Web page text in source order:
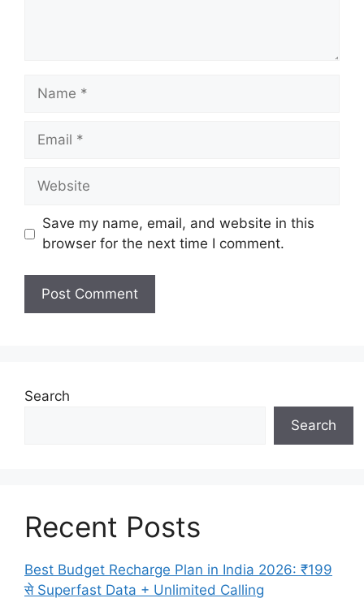
Name
Email
Website
Save my name, email, and website in this
browser for the next time I comment.
Search
Search
Recent Posts
Best Budget Recharge Plan in India 2026: ₹199
से Superfast Data + Unlimited Calling